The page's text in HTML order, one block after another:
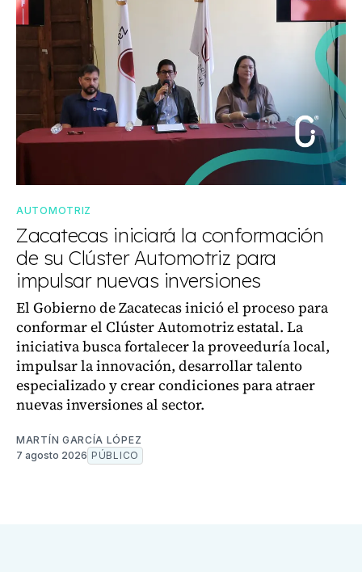
AUTOMOTRIZ
Zacatecas iniciará la conformación
de su Clúster Automotriz para
impulsar nuevas inversiones
El Gobierno de Zacatecas inició el proceso para
conformar el Clúster Automotriz estatal. La
iniciativa busca fortalecer la proveeduría local,
impulsar la innovación, desarrollar talento
especializado y crear condiciones para atraer
nuevas inversiones al sector.
MARTÍN GARCÍA LÓPEZ
7 agosto 2026 PÚBLICO